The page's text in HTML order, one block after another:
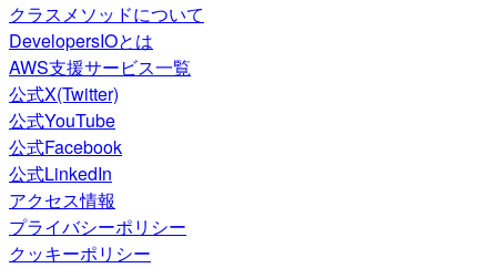
クラスメソッドについて
DevelopersIOとは
AWS支援サービス一覧
公式X(Twitter)
公式YouTube
公式Facebook
公式LinkedIn
アクセス情報
プライバシーポリシー
クッキーポリシー